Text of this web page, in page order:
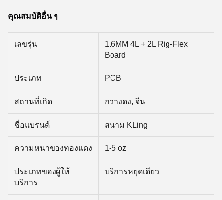
คุณสมบัติอื่น ๆ
เลขรุ่น
1.6MM 4L + 2L Rig-Flex
Board
ประเภท PCB
สถานที่เกิด กวางดง, จีน
ชื่อแบรนด์ สนาม KLing
ความหนาของทองแดง 1-5 oz
ประเภทของผู้ให้
บริการ
บริการหยุดเดียว